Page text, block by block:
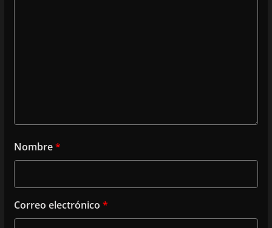
Nombre*
Correo electrónico *